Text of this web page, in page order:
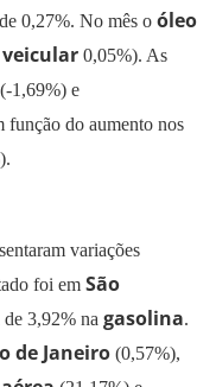
0,27%. No mês o óleo
veicular 0,05%). As
(-1,69%) e
do aumento nos
variações
foi em São
3,92% na gasolina.
de Janeiro (0,57%),